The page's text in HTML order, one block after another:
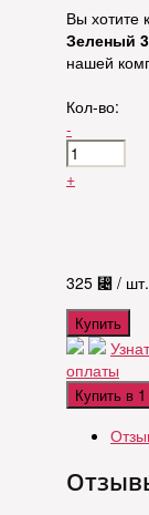
Вы хотите
Зеленый
нашей
Кол-во:
-
+
325 ⃄ / шт.
Купить
оплаты
Купить в